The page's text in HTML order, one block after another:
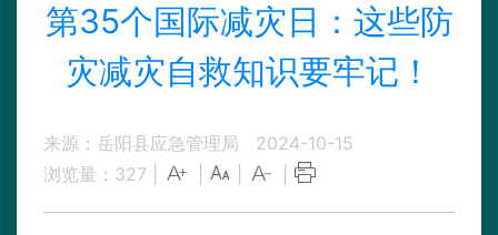
第35个国际减灾日：这些防
灾减灾自救知识要牢记！
来源：岳阳县应急管理局
2024-10-15
浏览量： 327